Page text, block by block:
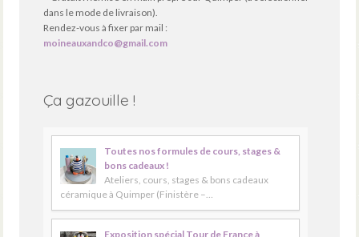
dans le mode de livraison).
Rendez-vous à fixer par mail :
moineauxandco@gmail.com
Ça gazouille !
Toutes nos formules de cours, stages &
bons cadeaux !
Ateliers, cours, stages & bons cadeaux
céramique à Quimper (Finistère –…
Exposition spécial Tour de France à